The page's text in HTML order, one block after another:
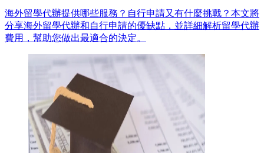
海外留學代辦提供哪些服務？自行申請又有什麼挑戰？本文將
分享海外留學代辦和自行申請的優缺點，並詳細解析留學代辦
費用，幫助您做出最適合的決定。